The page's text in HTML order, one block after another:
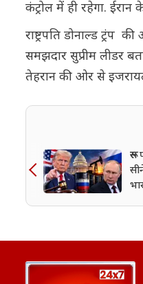
कंट्रोल में ही रहेगा.
राष्ट्रपति डोनाल्ड ट्रंप
समझदार सुप्रीम लीडर
तेहरान की ओर से
रूस